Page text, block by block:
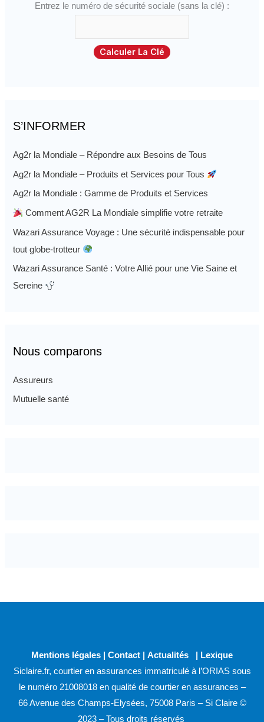
Entrez le numéro de sécurité sociale (sans la clé) :
Calculer La Clé
S’INFORMER
Ag2r la Mondiale – Répondre aux Besoins de Tous
Ag2r la Mondiale – Produits et Services pour Tous
Ag2r la Mondiale : Gamme de Produits et Services
Comment AG2R La Mondiale simplifie votre retraite
Wazari Assurance Voyage : Une sécurité indispensable pour
tout globe-trotteur
Wazari Assurance Santé : Votre Allié pour une Vie Saine et
Sereine
Nous comparons
Assureurs
Mutuelle santé
Mentions légales Contact Actualités
Lexique
Siclaire.fr, courtier en assurances immatriculé à l’ORIAS sous
le numéro 21008018 en qualité de courtier en assurances –
66 Avenue des Champs-Elysées, 75008 Paris – Si Claire ©
2023 – Tous droits réservés